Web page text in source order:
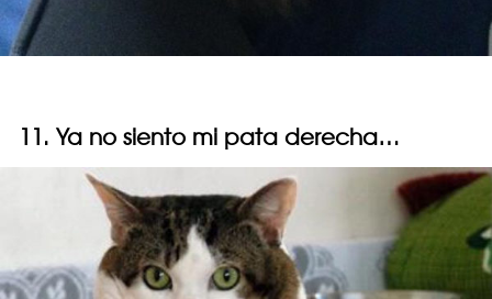
11. Ya no siento mi pata derecha…